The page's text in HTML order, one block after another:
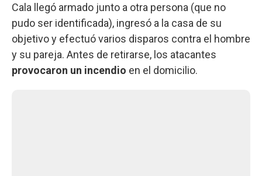
Cala llegó armado junto a otra persona (que no
pudo ser identificada), ingresó a la casa de su
objetivo y efectuó varios disparos contra el hombre
y su pareja. Antes de retirarse, los atacantes
provocaron un incendio en el domicilio.